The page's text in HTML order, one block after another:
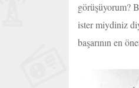
görüşüyorum?
ister miydiniz
başarının en